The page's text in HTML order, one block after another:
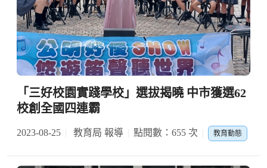
「三好校園實踐學校」選拔揭曉 中市獲選62
校創全國四連霸
2023-08-25 教育局 報導 點閱數：655 次 教育動態